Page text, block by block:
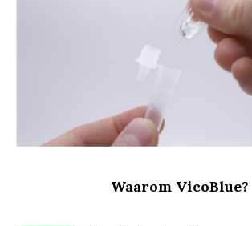
Waarom VicoBlue?